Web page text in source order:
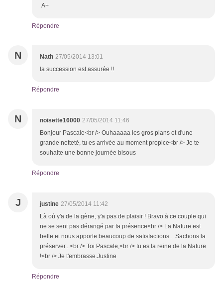
A+
Répondre
N Nath 27/05/2014 13:01
la succession est assurée !!
Répondre
N noisette16000 27/05/2014 11:46
Bonjour Pascale<br /> Ouhaaaaa les gros plans et d'une
grande netteté, tu es arrivée au moment propice<br /> Je te
souhaite une bonne journée bisous
Répondre
J justine 27/05/2014 11:42
Là où y'a de la gène, y'a pas de plaisir ! Bravo à ce couple qui
ne se sent pas dérangé par ta présence<br /> La Nature est
belle et nous apporte beaucoup de satisfactions... Sachons la
préserver...<br /> Toi Pascale,<br /> tu es la reine de la Nature
!<br /> Je t'embrasse.Justine
Répondre